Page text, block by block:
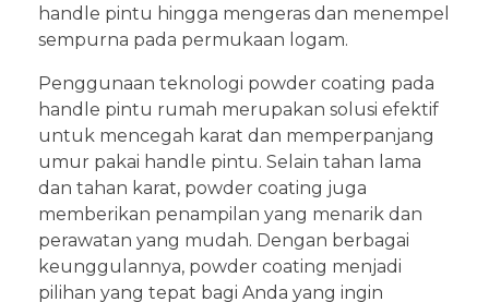
handle pintu hingga mengeras dan menempel
sempurna pada permukaan logam.
Penggunaan teknologi powder coating pada
handle pintu rumah merupakan solusi efektif
untuk mencegah karat dan memperpanjang
umur pakai handle pintu. Selain tahan lama
dan tahan karat, powder coating juga
memberikan penampilan yang menarik dan
perawatan yang mudah. Dengan berbagai
keunggulannya, powder coating menjadi
pilihan yang tepat bagi Anda yang ingin